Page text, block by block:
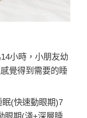
小時，小朋友幼
覺得到需要的睡
眠(快速動眼期)7